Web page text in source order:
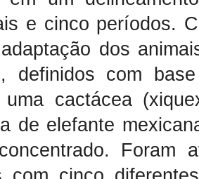
e cinco períodos.
dos
definidos com
cactácea
de elefante
Foram